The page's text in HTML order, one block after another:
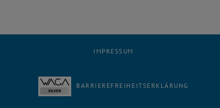
IMPRESSUM
BARRIEREFREIHEITSERKLÄRUNG